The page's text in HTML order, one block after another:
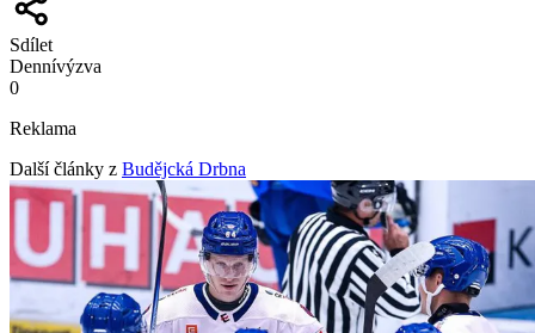
Sdílet
Dennívýzva
0
Reklama
Další články z Budějcká Drbna